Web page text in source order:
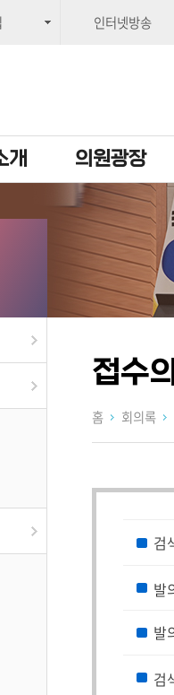
인터넷방송
개 의원광장
홈 회의록
접수
검
발
발
검